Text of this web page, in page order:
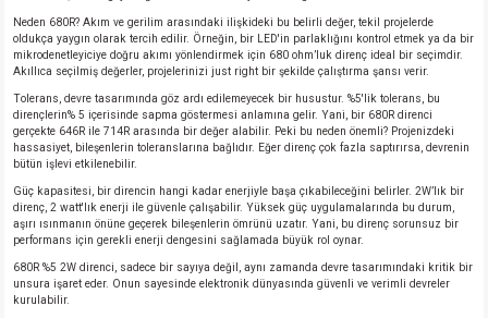
MARKA)
Neden 680R? Akım ve gerilim arasındaki ilişkideki bu belirli değer, tekil projelerde
oldukça yaygın olarak tercih edilir. Örneğin, bir LED'in parlaklığını kontrol etmek ya da bir
mikrodenetleyiciye doğru akımı yönlendirmek için 680 ohm’luk direnç ideal bir seçimdir.
Akıllıca seçilmiş değerler, projelerinizi just right bir şekilde çalıştırma şansı verir.
Tolerans, devre tasarımında göz ardı edilemeyecek bir husustur. %5'lik tolerans, bu
dirençlerin% 5 içerisinde sapma göstermesi anlamına gelir. Yani, bir 680R direnci
gerçekte 646R ile 714R arasında bir değer alabilir. Peki bu neden önemli? Projenizdeki
hassasiyet, bileşenlerin toleranslarına bağlıdır. Eğer direnç çok fazla saptırırsa, devrenin
bütün işlevi etkilenebilir.
Güç kapasitesi, bir direncin hangi kadar enerjiyle başa çıkabileceğini belirler. 2W’lık bir
direnç, 2 watt'lık enerji ile güvenle çalışabilir. Yüksek güç uygulamalarında bu durum,
aşırı ısınmanın önüne geçerek bileşenlerin ömrünü uzatır. Yani, bu direnç sorunsuz bir
performans için gerekli enerji dengesini sağlamada büyük rol oynar.
680R %5 2W direnci, sadece bir sayıya değil, aynı zamanda devre tasarımındaki kritik bir
unsura işaret eder. Onun sayesinde elektronik dünyasında güvenli ve verimli devreler
kurulabilir.